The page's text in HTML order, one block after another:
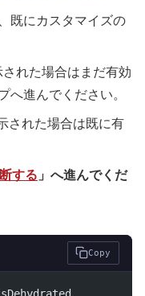
既にカスタマイズの
れた場合はまだ有効
進んでください。
された場合は既に有
する」へ進んでくだ
Copy